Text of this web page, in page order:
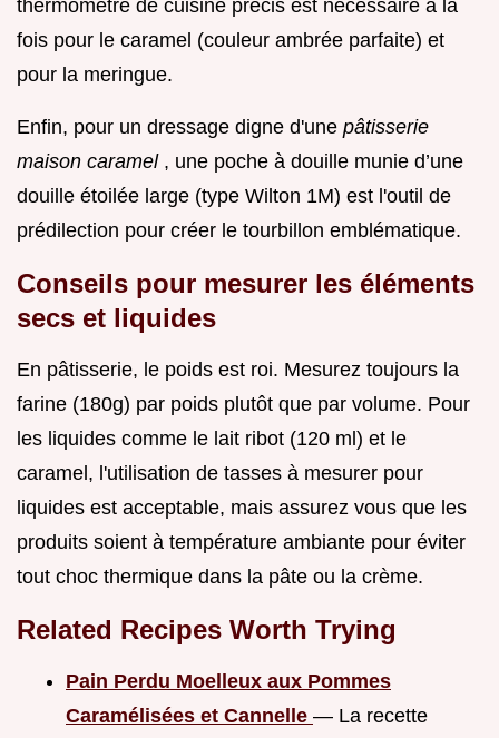
thermomètre de cuisine précis est nécessaire à la
fois pour le caramel (couleur ambrée parfaite) et
pour la meringue.
Enfin, pour un dressage digne d'une pâtisserie
maison caramel , une poche à douille munie d’une
douille étoilée large (type Wilton 1M) est l'outil de
prédilection pour créer le tourbillon emblématique.
Conseils pour mesurer les éléments
secs et liquides
En pâtisserie, le poids est roi. Mesurez toujours la
farine (180g) par poids plutôt que par volume. Pour
les liquides comme le lait ribot (120 ml) et le
caramel, l'utilisation de tasses à mesurer pour
liquides est acceptable, mais assurez vous que les
produits soient à température ambiante pour éviter
tout choc thermique dans la pâte ou la crème.
Related Recipes Worth Trying
Pain Perdu Moelleux aux Pommes
Caramélisées et Cannelle — La recette